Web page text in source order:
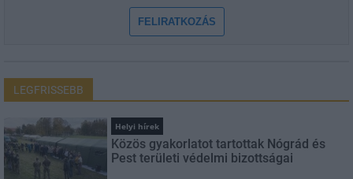
FELIRATKOZÁS
LEGFRISSEBB
Helyi hírek
Közös gyakorlatot tartottak Nógrád és
Pest területi védelmi bizottságai